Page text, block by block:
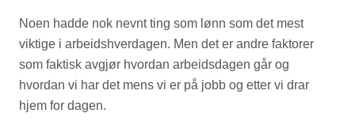
Noen hadde nok nevnt ting som lønn som det mest
viktige i arbeidshverdagen. Men det er andre faktorer
som faktisk avgjør hvordan arbeidsdagen går og
hvordan vi har det mens vi er på jobb og etter vi drar
hjem for dagen.